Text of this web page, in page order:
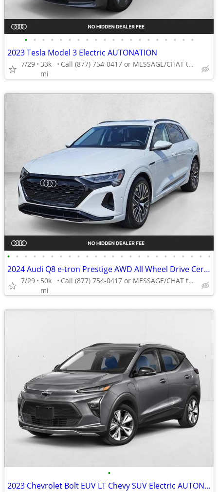
• • • • • • • • • • • • • • • • • • • •
2023 Tesla Model 3 Electric AUTONATION
7/29 33k
mi
Call (877) 754-0417 or MESSAGE/CHAT to confirm availability
• • • • • • • • • • • • • • • • • • • • • • • •
2024 Audi Q8 e-tron Prestige AWD All Wheel Drive Certified SUV Electric AUTONATI
7/29
50k
mi
Call (877) 754-0417 or MESSAGE/CHAT to confirm availability
•
2023 Chevrolet Bolt EUV LT Chevy SUV Electric AUTONATION